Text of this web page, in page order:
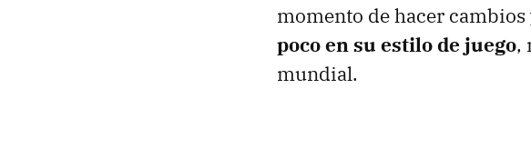
momento de hacer cambios
poco en su estilo de juego,
mundial.